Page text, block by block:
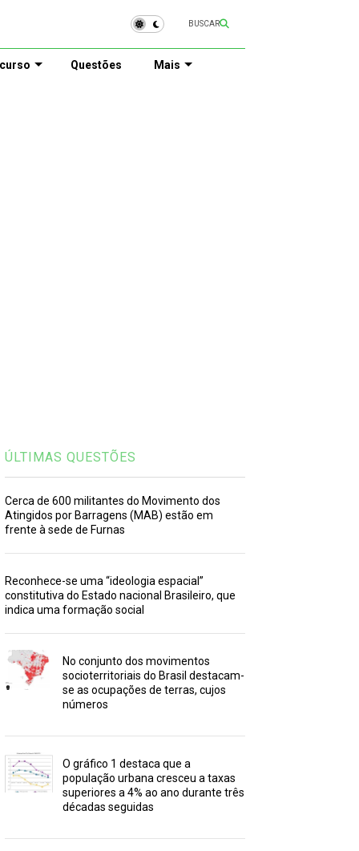
BUSCAR
Questões Mais
ÚLTIMAS QUESTÕES
Cerca de 600 militantes do Movimento dos
Atingidos por Barragens (MAB) estão em
frente à sede de Furnas
Reconhece-se uma “ideologia espacial”
constitutiva do Estado nacional Brasileiro, que
indica uma formação social
No conjunto dos movimentos
socioterritoriais do Brasil destacam-
se as ocupações de terras, cujos
números
O gráfico 1 destaca que a
população urbana cresceu a taxas
superiores a 4% ao ano durante três
décadas seguidas